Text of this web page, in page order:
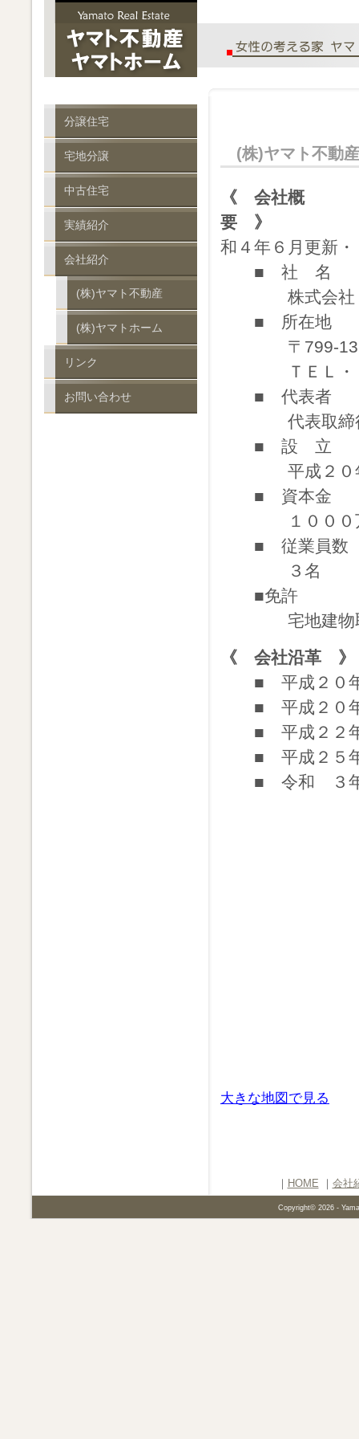
分譲住宅
宅地分譲
中古住宅
実績紹介
会社紹介
(株)ヤマト不動産
(株)ヤマトホーム
リンク
お問い合わせ
(株)ヤマト不動産
《 会社概
要 》
和４年６月更新・
■ 社 名
株式会社
■ 所在地
〒799-1353
ＴＥＬ・ＦＡ
■ 代表者
代表取締
■ 設 立
平成２０
■ 資本金
１０００
■ 従業員数
３名
■免許
宅地建物取引
《 会社沿革 》
■ 平成２０
■ 平成２０年
■ 平成２２
■ 平成２５
■ 令和 ３年
大きな地図で見る
｜ HOME ｜ 会社
Copyright© 2026 -